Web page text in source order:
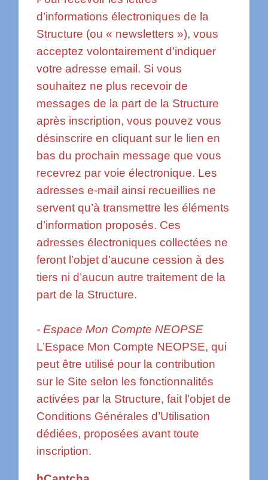
d’informations électroniques de la
Structure (ou « newsletters »), vous
acceptez volontairement d’indiquer
votre adresse email. Si vous
souhaitez ne plus recevoir de
messages de la part de la Structure
après inscription, vous pouvez vous
désinscrire en cliquant sur le lien en
bas du prochain message que vous
recevrez par voie électronique. Les
adresses e-mail ainsi recueillies ne
servent qu’à transmettre les éléments
d’information proposés. Ces
adresses électroniques collectées ne
feront l’objet d’aucune cession à des
tiers ni d’aucun autre traitement de la
part de la Structure.
- Espace Mon Compte NEOPSE
L’Espace Mon Compte NEOPSE, qui
peut être utilisé pour la contribution
sur le Site selon les fonctionnalités
activées par la Structure, fait l’objet de
Conditions Générales d’Utilisation
dédiées, proposées avant toute
inscription.